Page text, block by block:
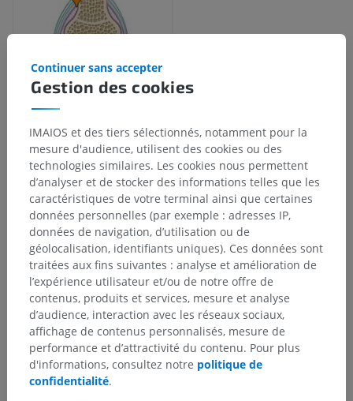
Hiérarchie anatomique
Anatomie vétérinaire
Arthrologie> Termes généraux>
Articulations synoviales> Fosses synoviales
Structures sous-jacentes :Il n'y a aucune structure
sous-jacente
Gestion des cookies
Continuer sans accepter
IMAIOS et des tiers sélectionnés, notamment pour la
mesure d'audience, utilisent des cookies ou des
technologies similaires. Les cookies nous permettent
d’analyser et de stocker des informations telles que les
caractéristiques de votre terminal ainsi que certaines
données personnelles (par exemple : adresses IP,
données de navigation, d’utilisation ou de
géolocalisation, identifiants uniques). Ces données sont
traitées aux fins suivantes : analyse et amélioration de
l’expérience utilisateur et/ou de notre offre de
contenus, produits et services, mesure et analyse
d’audience, interaction avec les réseaux sociaux,
affichage de contenus personnalisés, mesure de
performance et d’attractivité du contenu. Pour plus
d'informations, consultez notre politique de
confidentialité.